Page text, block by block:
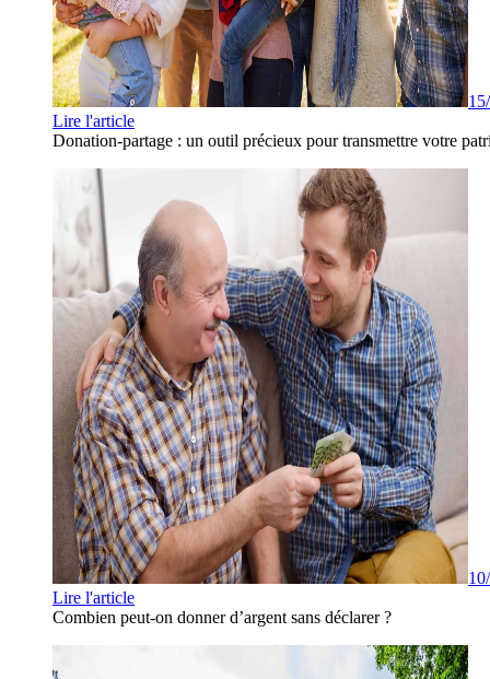
Lire l'article
Donation-partage : un outil précieux pour transmettre votre
Lire l'article
Combien peut-on donner d’argent sans déclarer ?